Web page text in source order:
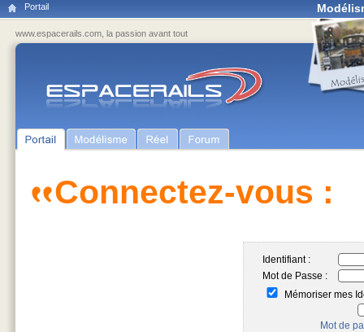
Portail
www.espacerails.com, la passion avant tout
Connectez-vous :
Identifiant :
Mot de Passe :
Mémoriser mes
Mot de